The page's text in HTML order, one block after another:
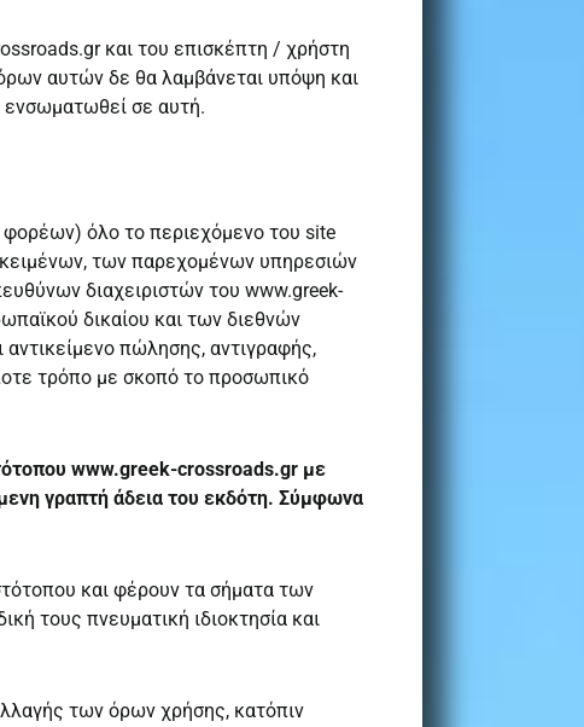
και του επισκέπτη / χρήστη
αυτών δε θα λαμβάνεται υπόψη και
ενσωματωθεί σε αυτή.
όλο το περιεχόμενο του site
των παρεχομένων υπηρεσιών
διαχειριστών του www.greek-
δικαίου και των διεθνών
πώλησης, αντιγραφής,
τρόπο με σκοπό το προσωπικό
www.greek-crossroads.gr με
γραπτή άδεια του εκδότη. Σύμφωνα
και φέρουν τα σήματα των
τους πνευματική ιδιοκτησία και
των όρων χρήσης, κατόπιν